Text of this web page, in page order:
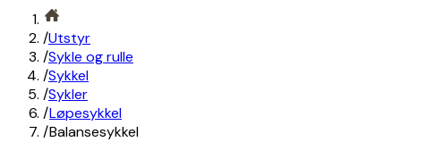
/Utstyr
/Sykle og rulle
/Sykkel
/Sykler
/Løpesykkel
/Balansesykkel